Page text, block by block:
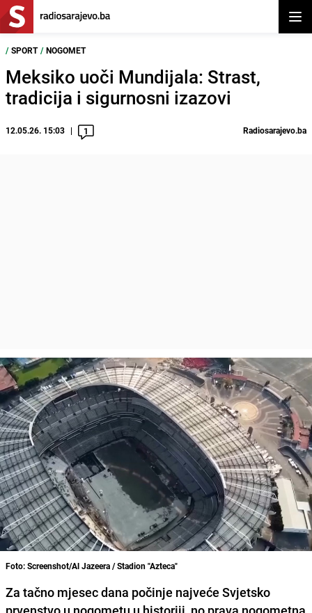
/ SPORT / NOGOMET
Meksiko uoči Mundijala: Strast,
tradicija i sigurnosni izazovi
12.05.26. 15:03 1 Radiosarajevo.ba
Foto: Screenshot/Al Jazeera / Stadion "Azteca"
Za tačno mjesec dana počinje najveće Svjetsko